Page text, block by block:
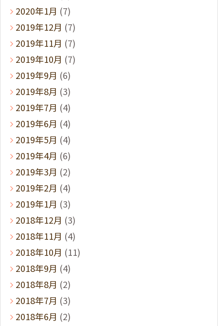
2020年1月 (7)
2019年12月 (7)
2019年11月 (7)
2019年10月 (7)
2019年9月 (6)
2019年8月 (3)
2019年7月 (4)
2019年6月 (4)
2019年5月 (4)
2019年4月 (6)
2019年3月 (2)
2019年2月 (4)
2019年1月 (3)
2018年12月 (3)
2018年11月 (4)
2018年10月 (11)
2018年9月 (4)
2018年8月 (2)
2018年7月 (3)
2018年6月 (2)